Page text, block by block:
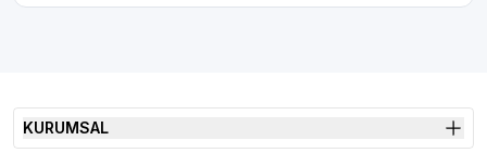
KURUMSAL